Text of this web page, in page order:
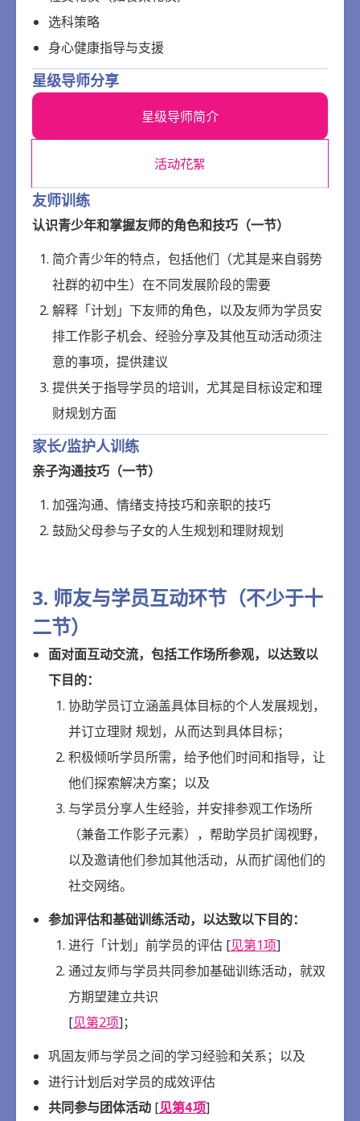
选科策略
身心健康指导与支援
星级导师分享
星级导师简介
活动花絮
友师训练
认识青少年和掌握友师的角色和技巧（一节）
简介青少年的特点，包括他们（尤其是来自弱势
社群的初中生）在不同发展阶段的需要
解释「计划」下友师的角色，以及友师为学员安
排工作影子机会、经验分享及其他互动活动须注
意的事项，提供建议
提供关于指导学员的培训，尤其是目标设定和理
财规划方面
家长/监护人训练
亲子沟通技巧（一节）
加强沟通、情绪支持技巧和亲职的技巧
鼓励父母参与子女的人生规划和理财规划
3. 师友与学员互动环节（不少于十
二节）
面对面互动交流，包括工作场所参观，以达致以
下目的：
协助学员订立涵盖具体目标的个人发展规划，
并订立理财 规划，从而达到具体目标；
积极倾听学员所需，给予他们时间和指导，让
他们探索解决方案；以及
与学员分享人生经验，并安排参观工作场所
（兼备工作影子元素），帮助学员扩阔视野，
以及邀请他们参加其他活动，从而扩阔他们的
社交网络。
参加评估和基础训练活动，以达致以下目的：
进行「计划」前学员的评估 [见第1项]
通过友师与学员共同参加基础训练活动，就双
方期望建立共识
[见第2项]；
巩固友师与学员之间的学习经验和关系；以及
进行计划后对学员的成效评估
共同参与团体活动 [见第4项]